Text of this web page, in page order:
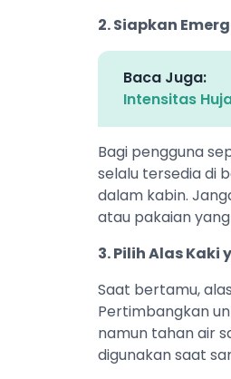
2. Siapkan
Baca Juga:
Intensitas
Bagi pengguna
selalu tersedia di
dalam kabin.
atau pakaian
3. Pilih Alas Kaki
Saat bertamu,
Pertimbangkan
namun tahan air
digunakan saat